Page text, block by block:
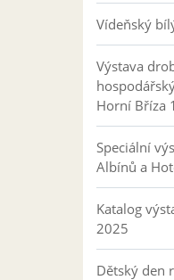
Vídeňský
Výstava
Horní Bříza
Speciální
Albínů a
Katalog
2025
Dětský den